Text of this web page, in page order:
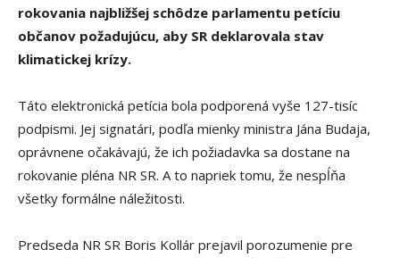
rokovania najbližšej schôdze parlamentu petíciu
občanov požadujúcu, aby SR deklarovala stav
klimatickej krízy.
Táto elektronická petícia bola podporená vyše 127-tisíc
podpismi. Jej signatári, podľa mienky ministra Jána Budaja,
oprávnene očakávajú, že ich požiadavka sa dostane na
rokovanie pléna NR SR. A to napriek tomu, že nespĺňa
všetky formálne náležitosti.
Predseda NR SR Boris Kollár prejavil porozumenie pre